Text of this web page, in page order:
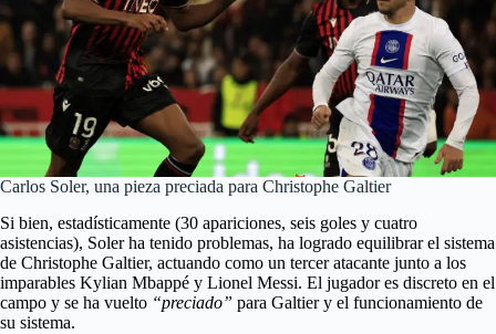
Carlos Soler, una pieza preciada para Christophe Galtier
Si bien, estadísticamente (30 apariciones, seis goles y cuatro
asistencias), Soler ha tenido problemas, ha logrado equilibrar el sistema
de Christophe Galtier, actuando como un tercer atacante junto a los
imparables Kylian Mbappé y Lionel Messi. El jugador es discreto en el
campo y se ha vuelto “preciado” para Galtier y el funcionamiento de
su sistema.